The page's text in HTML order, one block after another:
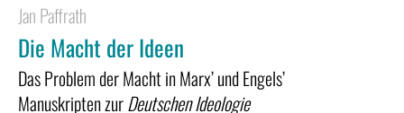
Jan Paffrath
Die Macht der Ideen
Das Problem der Macht in Marx’ und Engels’
Manuskripten zurDeutschen Ideologie